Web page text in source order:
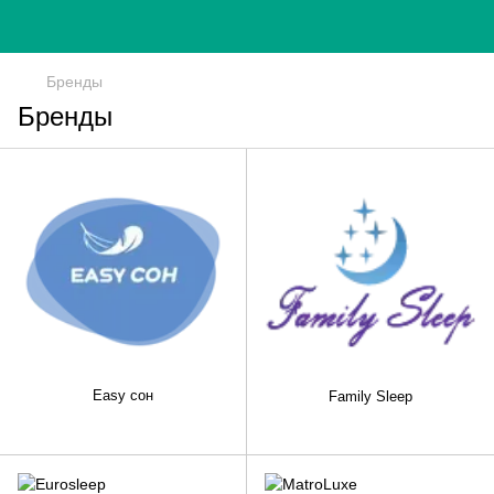
Бренды
Бренды
Easy сон Family Sleep